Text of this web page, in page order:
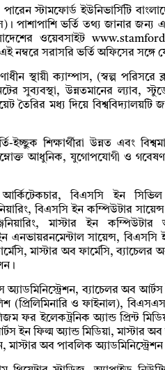
স্টামফোর্ড ইউনিভার্সিটি
পাশাপাশি ভর্তি তথ্য জানার
ওয়েবসাইট
সরাসরি ভর্তি অফিসের সঙ্গে
স্থায়ী ক্যাম্পাস, (স্বল্প
সুব্যবস্থা, উন্নতমানের ল্যাব,
তৈরির মধ্য দিয়ে বিশ্ববিদ্যালয়টি
শিক্ষার্থীরা উন্নত এবং
আধুনিক, যুগোপযোগী ও
বিএসসি ইন সিভিল
বিএসসি ইন কম্পিউটার
মাস্টার ইন কম্পিউটার
এনভায়রনমেন্টাল সায়েন্স,
মাস্টার অব ফার্মেসি,
অ্যাডমিনিস্ট্রেশন, ব্যাচেলর অব
(প্রিলিমিনারি ও ফাইনাল),
ফর ইলেকট্রনিক অ্যান্ড প্রিন্ট
ইন ফিল্ম অ্যান্ড মিডিয়া, মাস্টার
মাস্টার অব পাবলিক